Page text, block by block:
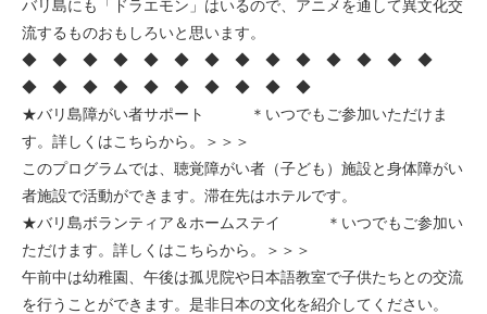
バリ島にも「ドラエモン」はいるので、アニメを通して異文化交
流するものおもしろいと思います。
◆ ◆ ◆ ◆ ◆ ◆ ◆ ◆ ◆ ◆ ◆ ◆ ◆ ◆
◆ ◆ ◆ ◆ ◆ ◆ ◆ ◆ ◆ ◆
★バリ島障がい者サポート ＊いつでもご参加いただけま
す。 詳しくはこちらから。＞＞＞
このプログラムでは、聴覚障がい者（子ども）施設と身体障がい
者施設で活動ができます。滞在先はホテルです。
★バリ島ボランティア＆ホームステイ ＊いつでもご参加い
ただけます。 詳しくはこちらから。＞＞＞
午前中は幼稚園、午後は孤児院や日本語教室で子供たちとの交流
を行うことができます。是非日本の文化を紹介してください。